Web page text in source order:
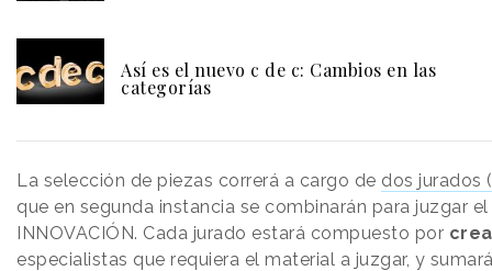
Así es el nuevo c de c: Cambios en las
categorías
La selección de piezas correrá a cargo de dos jurados
que en segunda instancia se combinarán para juzgar
INNOVACIÓN. Cada jurado estará compuesto por
especialistas que requiera el material a juzgar, y